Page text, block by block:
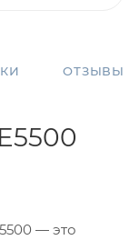
ОТЗЫВЫ
— это